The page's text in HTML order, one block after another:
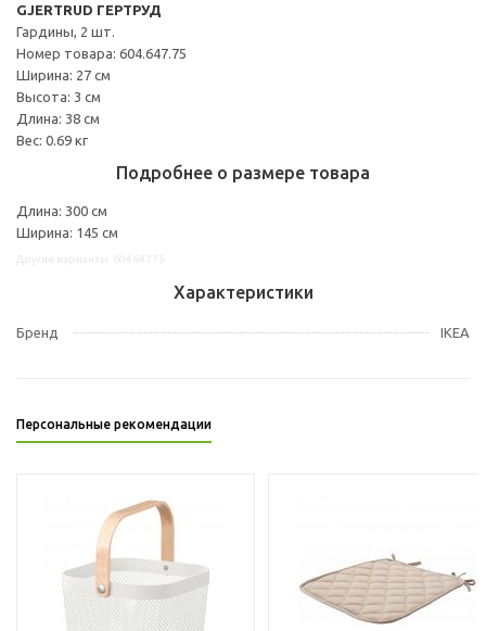
GJERTRUD ГЕРТРУД
Гардины, 2 шт.
Номер товара: 604.647.75
Ширина: 27 см
Высота: 3 см
Длина: 38 см
Вес: 0.69 кг
Подробнее о размере товара
Длина: 300 см
Ширина: 145 см
Характеристики
Бренд IKEA
Персональные рекомендации